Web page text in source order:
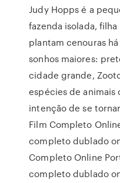
Judy Hopps é a
fazenda isolada,
plantam cenouras
sonhos maiores:
cidade grande,
espécies de animais
intenção de se
Film Completo
completo dublado
Completo Online
completo dublado